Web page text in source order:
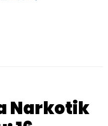
Narkotik